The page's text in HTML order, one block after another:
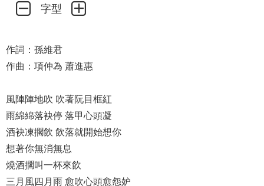
字型
作詞：孫維君
作曲：項仲為 蕭進惠
風陣陣地吹 吹著阮目框紅
雨綿綿落袂停 落甲心頭凝
酒袂凍擱飲 飲落就開始想你
想著你無消無息
燒酒擱叫一杯來飲
三月風四月雨 愈吹心頭愈怨妒